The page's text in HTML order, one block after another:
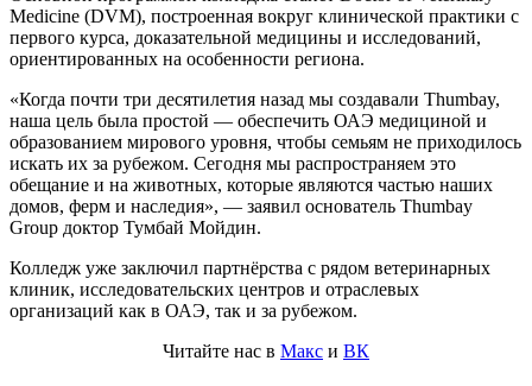
Medicine (DVM), построенная вокруг клинической практики с
первого курса, доказательной медицины и исследований,
ориентированных на особенности региона.
«Когда почти три десятилетия назад мы создавали Thumbay,
наша цель была простой — обеспечить ОАЭ медициной и
образованием мирового уровня, чтобы семьям не приходилось
искать их за рубежом. Сегодня мы распространяем это
обещание и на животных, которые являются частью наших
домов, ферм и наследия», — заявил основатель Thumbay
Group доктор Тумбай Мойдин.
Колледж уже заключил партнёрства с рядом ветеринарных
клиник, исследовательских центров и отраслевых
организаций как в ОАЭ, так и за рубежом.
Читайте нас в Макс и ВК